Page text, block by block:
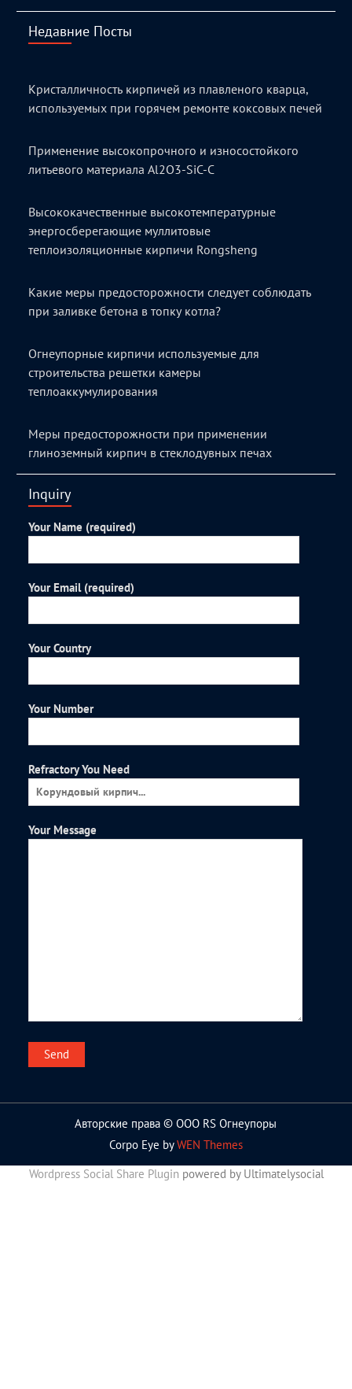
Недавние Посты
Кристалличность кирпичей из плавленого кварца,
используемых при горячем ремонте коксовых печей
Применение высокопрочного и износостойкого
литьевого материала Al2O3-SiC-C
Высококачественные высокотемпературные
энергосберегающие муллитовые
теплоизоляционные кирпичи Rongsheng
Какие меры предосторожности следует соблюдать
при заливке бетона в топку котла?
Огнеупорные кирпичи используемые для
строительства решетки камеры
теплоаккумулирования
Меры предосторожности при применении
глиноземный кирпич в стеклодувных печах
Inquiry
Your Name (required)
Your Email (required)
Your Country
Your Number
Refractory You Need
Your Message
Авторские права © ООО RS Огнеупоры
Corpo Eye byWEN Themes
Wordpress Social Share Plugin powered by Ultimatelysocial